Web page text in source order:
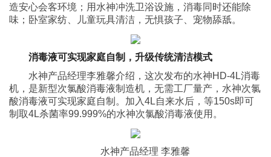
造安心会客环境；用水神冲洗卫浴设施，消毒同时还能除
味；卧室家纺、儿童玩具清洁，无惧孩子、宠物舔舐。
消毒液可实现家庭自制，升级传统清洁模式
水神产品经理李雅馨介绍，这次发布的水神HD-4L消毒
机，是新型次氯酸消毒液制造机，无需工厂量产，水神次氯
酸消毒液可实现家庭自制。加入4L自来水后，等150s即可
制取4L杀菌率99.999%的水神次氯酸消毒液使用。
水神产品经理 李雅馨